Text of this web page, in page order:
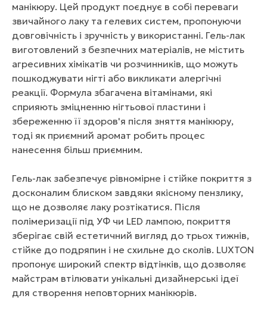
манікюру. Цей продукт поєднує в собі переваги
звичайного лаку та гелевих систем, пропонуючи
довговічність і зручність у використанні. Гель-лак
виготовлений з безпечних матеріалів, не містить
агресивних хімікатів чи розчинників, що можуть
пошкоджувати нігті або викликати алергічні
реакції. Формула збагачена вітамінами, які
сприяють зміцненню нігтьової пластини і
збереженню її здоров'я після зняття манікюру,
тоді як приємний аромат робить процес
нанесення більш приємним.
Гель-лак забезпечує рівномірне і стійке покриття з
досконалим блиском завдяки якісному пензлику,
що не дозволяє лаку розтікатися. Після
полімеризації під УФ чи LED лампою, покриття
зберігає свій естетичний вигляд до трьох тижнів,
стійке до подряпин і не схильне до сколів. LUXTON
пропонує широкий спектр відтінків, що дозволяє
майстрам втілювати унікальні дизайнерські ідеї
для створення неповторних манікюрів.